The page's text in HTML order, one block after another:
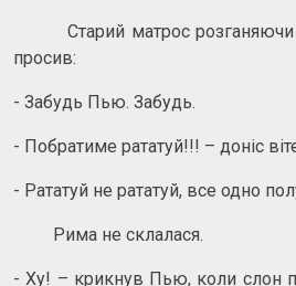
Старий матрос розганяючи
просив:
- Забудь Пью. Забудь.
- Побратиме рататуй!!! – доніс
- Рататуй не рататуй, все одно
Рима не склалася.
- Ху! – крикнув Пью, коли слон